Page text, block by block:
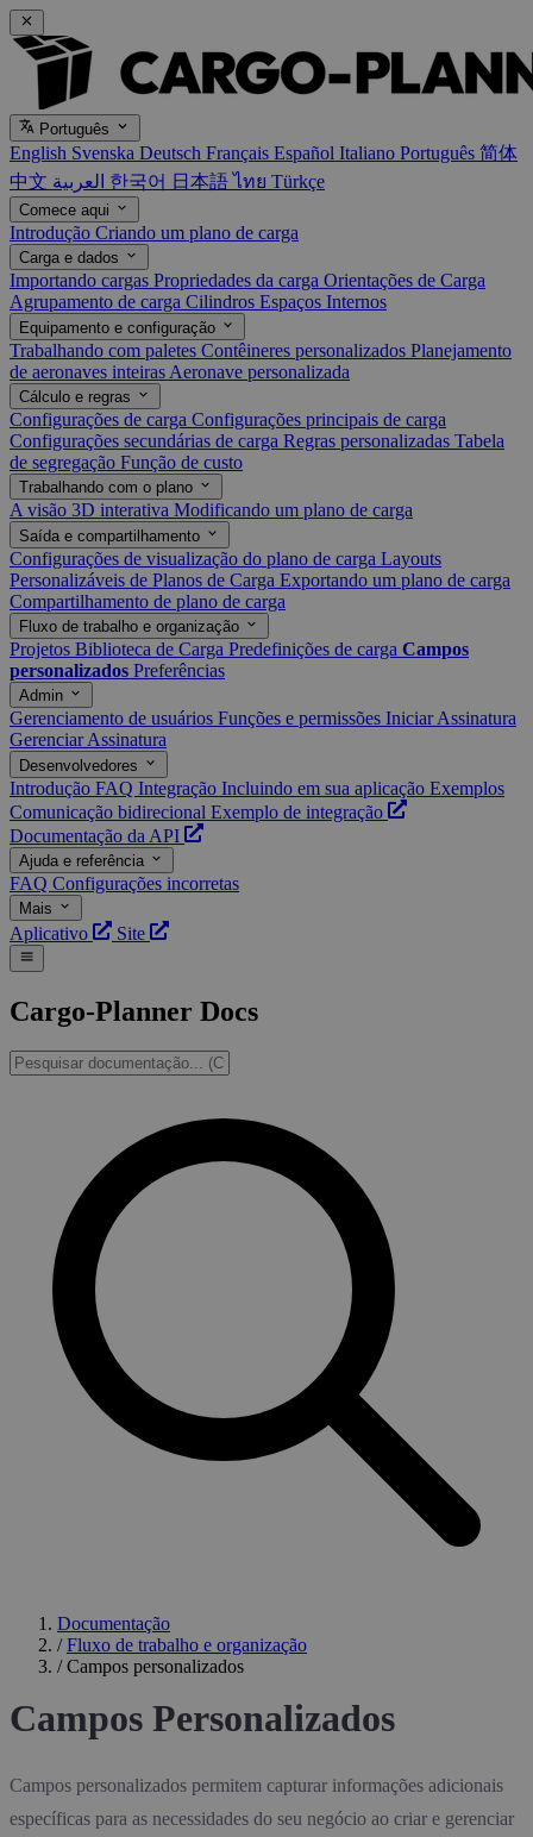
Português
English Svenska Deutsch Français Español Italiano Português 简体
中文
한국어 日本語ไทย Türkçe
Comece aqui
Introdução Criando um plano de carga
Carga e dados
Importando cargas Propriedades da carga Orientações de Carga
Agrupamento de carga Cilindros Espaços Internos
Equipamento e configuração
Trabalhando com paletes Contêineres personalizados Planejamento
de aeronaves inteiras Aeronave personalizada
Cálculo e regras
Configurações de carga Configurações principais de carga
Configurações secundárias de carga Regras personalizadas Tabela
de segregação Função de custo
Trabalhando com o plano
A visão 3D interativa Modificando um plano de carga
Saída e compartilhamento
Configurações de visualização do plano de carga Layouts
Personalizáveis de Planos de Carga Exportando um plano de carga
Compartilhamento de plano de carga
Fluxo de trabalho e organização
Projetos Biblioteca de Carga Predefinições de carga Campos
personalizados Preferências
Admin
Gerenciamento de usuários Funções e permissões Iniciar Assinatura
Gerenciar Assinatura
Desenvolvedores
Introdução FAQ Integração Incluindo em sua aplicação Exemplos
Comunicação bidirecional Exemplo de integração
Documentação da API
Ajuda e referência
FAQ Configurações incorretas
Mais
Aplicativo Site
Cargo-Planner Docs
Documentação
/ Fluxo de trabalho e organização
/ Campos personalizados
Campos Personalizados
Campos personalizados permitem capturar informações adicionais
específicas para as necessidades do seu negócio ao criar e gerenciar